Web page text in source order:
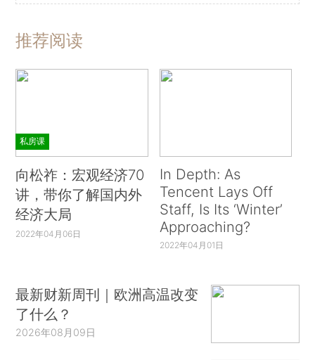
推荐阅读
私房课
向松祚：宏观经济70
讲，带你了解国内外
经济大局
2022年04月06日
In Depth: As
Tencent Lays Off
Staff, Is Its ‘Winter’
Approaching?
2022年04月01日
最新财新周刊｜欧洲高温改变
了什么？
2026年08月09日